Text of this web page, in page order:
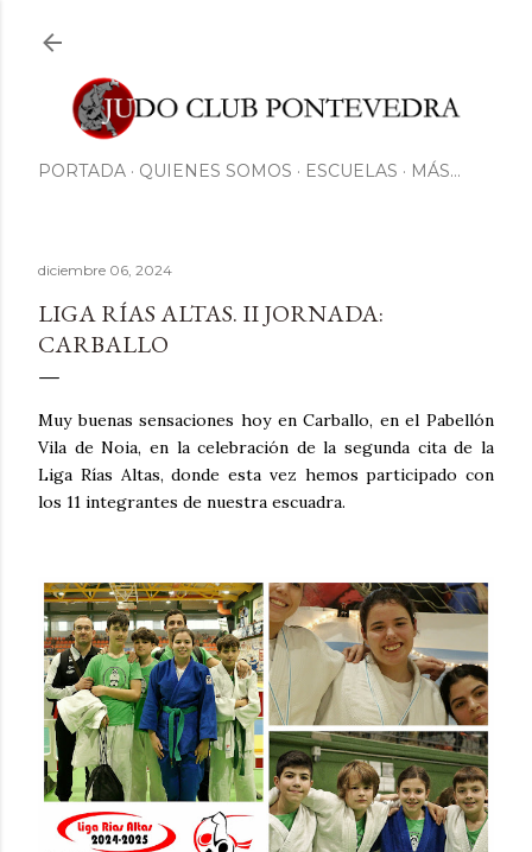
PORTADA QUIENES SOMOS ESCUELAS MÁS…
diciembre 06, 2024
LIGA RÍAS ALTAS. II JORNADA:
CARBALLO
Muy buenas sensaciones hoy en Carballo, en el Pabellón
Vila de Noia, en la celebración de la segunda cita de la
Liga Rías Altas, donde esta vez hemos participado con
los 11 integrantes de nuestra escuadra.